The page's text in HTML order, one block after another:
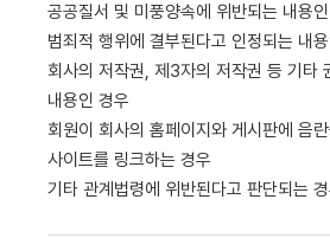
공공질서 및 미풍양속에 위반되는 내용
범죄적 행위에 결부된다고 인정되는 내
회사의 저작권, 제3자의 저작권 등 기타
내용인 경우
회원이 회사의 홈페이지와 게시판에 음
사이트를 링크하는 경우
기타 관계법령에 위반된다고 판단되는